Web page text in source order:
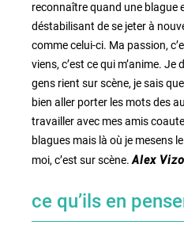
reconnaître quand une blague
déstabilisant de se jeter à
comme celui-ci. Ma passion,
viens, c’est ce qui m’anime.
gens rient sur scène, je sais
bien aller porter les mots des
travailler avec mes amis
blagues mais là où je mesens
moi, c’est sur scène. Alex
ce qu’ils en